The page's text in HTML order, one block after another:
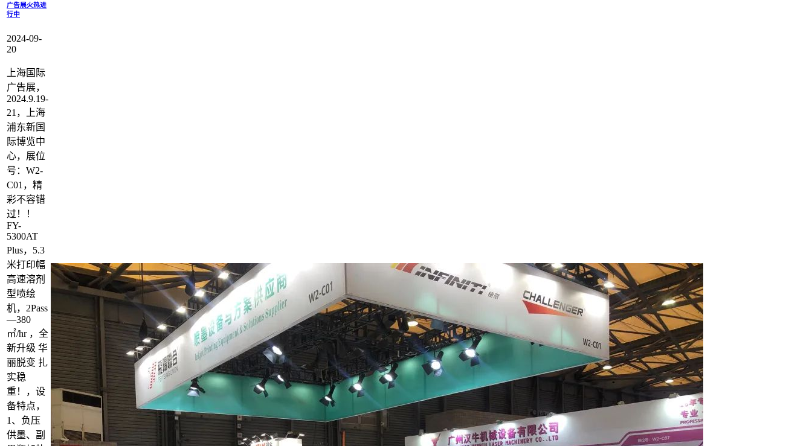
广告展火热进
行中
2024-09-
20
上海国际
广告展，
2024.9.19-
21，上海
浦东新国
际博览中
心，展位
号：W2-
C01，精
彩不容错
过！！
FY-
5300AT
Plus，5.3
米打印幅
高速溶剂
型喷绘
机，2Pass
—380
㎡/hr ，全
新升级 华
丽脱变 扎
实稳
重！，设
备特点，
1、负压
供墨、副